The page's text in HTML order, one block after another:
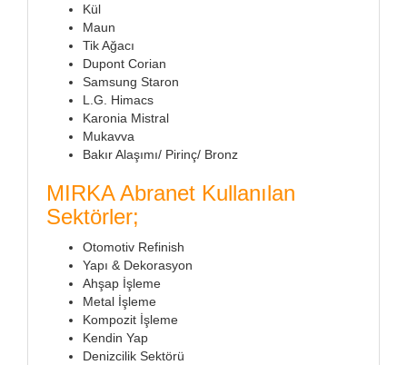
Kül
Maun
Tik Ağacı
Dupont Corian
Samsung Staron
L.G. Himacs
Karonia Mistral
Mukavva
Bakır Alaşımı/ Pirinç/ Bronz
MIRKA Abranet Kullanılan
Sektörler;
Otomotiv Refinish
Yapı & Dekorasyon
Ahşap İşleme
Metal İşleme
Kompozit İşleme
Kendin Yap
Denizcilik Sektörü